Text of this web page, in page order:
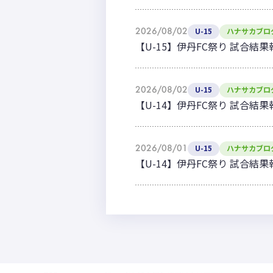
2026/08/02 U-15 ハナサカブロ
【U-15】伊丹FC祭り 試合結果
2026/08/02 U-15 ハナサカブロ
【U-14】伊丹FC祭り 試合結果
2026/08/01 U-15 ハナサカブロ
【U-14】伊丹FC祭り 試合結果